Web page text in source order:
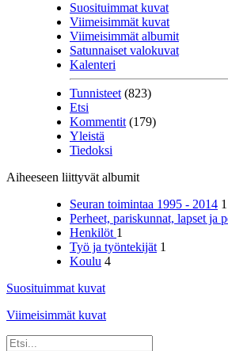
Suosituimmat kuvat
Viimeisimmät kuvat
Viimeisimmät albumit
Satunnaiset valokuvat
Kalenteri
Tunnisteet (823)
Etsi
Kommentit (179)
Yleistä
Tiedoksi
Aiheeseen liittyvät albumit
Seuran toimintaa 1995 - 2014 1
Perheet, pariskunnat, lapset ja
Henkilöt 1
Työ ja työntekijät 1
Koulu 4
Suosituimmat kuvat
Viimeisimmät kuvat